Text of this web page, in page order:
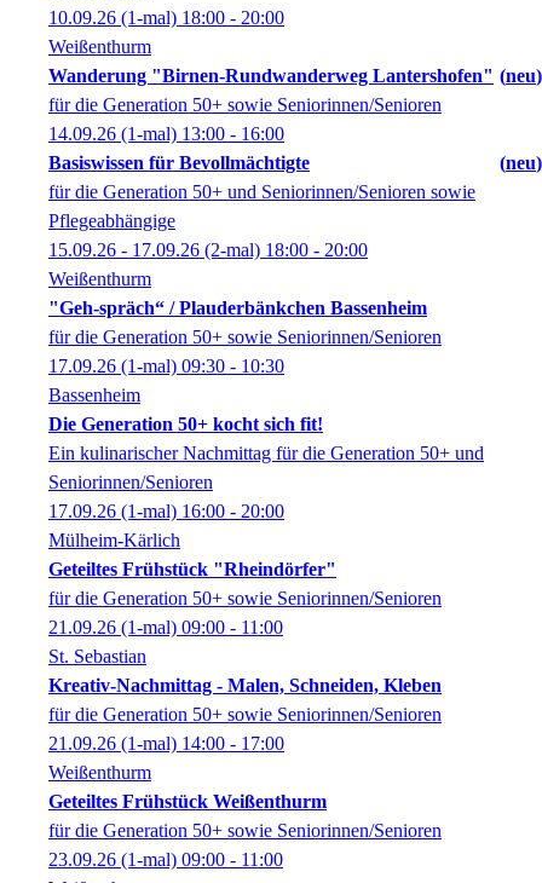
10.09.26 (1-mal) 18:00 - 20:00
Weißenthurm
Wanderung "Birnen-Rundwanderweg Lantershofen"
neu
für die Generation 50+ sowie Seniorinnen/Senioren
14.09.26 (1-mal) 13:00 - 16:00
Basiswissen für Bevollmächtigte
neu
für die Generation 50+ und Seniorinnen/Senioren sowie
Pflegeabhängige
15.09.26 - 17.09.26 (2-mal) 18:00 - 20:00
Weißenthurm
"Geh-spräch“ / Plauderbänkchen Bassenheim
für die Generation 50+ sowie Seniorinnen/Senioren
17.09.26 (1-mal) 09:30 - 10:30
Bassenheim
Die Generation 50+ kocht sich fit!
Ein kulinarischer Nachmittag für die Generation 50+ und
Seniorinnen/Senioren
17.09.26 (1-mal) 16:00 - 20:00
Mülheim-Kärlich
Geteiltes Frühstück "Rheindörfer"
für die Generation 50+ sowie Seniorinnen/Senioren
21.09.26 (1-mal) 09:00 - 11:00
St. Sebastian
Kreativ-Nachmittag - Malen, Schneiden, Kleben
für die Generation 50+ sowie Seniorinnen/Senioren
21.09.26 (1-mal) 14:00 - 17:00
Weißenthurm
Geteiltes Frühstück Weißenthurm
für die Generation 50+ sowie Seniorinnen/Senioren
23.09.26 (1-mal) 09:00 - 11:00